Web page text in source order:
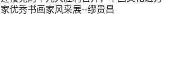
家优秀书画家风采展--缪贵昌